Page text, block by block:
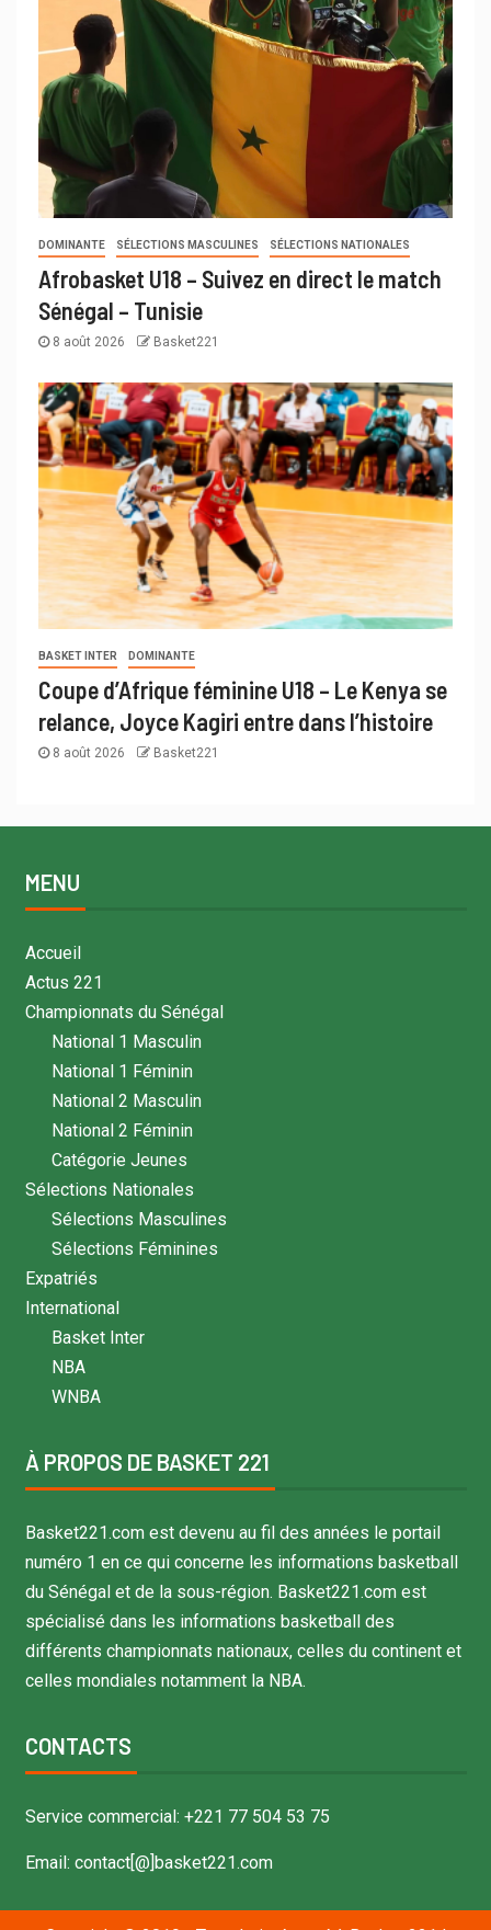
DOMINANTE SÉLECTIONS MASCULINES SÉLECTIONS NATIONALES
Afrobasket U18 – Suivez en direct le match
Sénégal – Tunisie
8 août 2026 Basket221
BASKET INTER DOMINANTE
Coupe d’Afrique féminine U18 – Le Kenya se
relance, Joyce Kagiri entre dans l’histoire
8 août 2026 Basket221
MENU
Accueil
Actus 221
Championnats du Sénégal
National 1 Masculin
National 1 Féminin
National 2 Masculin
National 2 Féminin
Catégorie Jeunes
Sélections Nationales
Sélections Masculines
Sélections Féminines
Expatriés
International
Basket Inter
NBA
WNBA
À PROPOS DE BASKET 221
Basket221.com est devenu au fil des années le portail
numéro 1 en ce qui concerne les informations basketball
du Sénégal et de la sous-région. Basket221.com est
spécialisé dans les informations basketball des
différents championnats nationaux, celles du continent et
celles mondiales notamment la NBA.
CONTACTS
Service commercial: +221 77 504 53 75
Email: contact[@]basket221.com